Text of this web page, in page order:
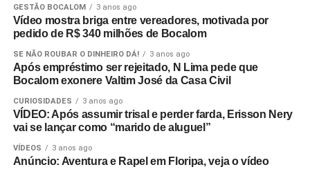
GESTÃO BOCALOM 3 anos ago
Vídeo mostra briga entre vereadores, motivada por
pedido de R$ 340 milhões de Bocalom
SE NÃO ROUBAR O DINHEIRO DÁ! 3 anos ago
Após empréstimo ser rejeitado, N Lima pede que
Bocalom exonere Valtim José da Casa Civil
CURIOSIDADES 3 anos ago
VÍDEO: Após assumir trisal e perder farda, Erisson Nery
vai se lançar como “marido de aluguel”
VÍDEOS 3 anos ago
Anúncio: Aventura e Rapel em Floripa, veja o vídeo